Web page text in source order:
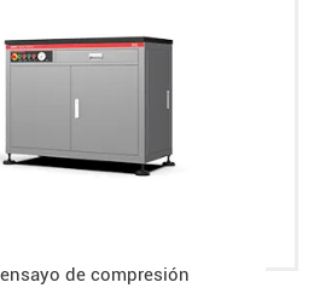
de compresión